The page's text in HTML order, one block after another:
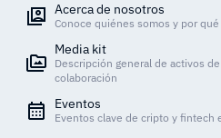
Acerca de nosotros
Conoce quiénes somos y por
Media kit
Descripción general de activos
colaboración
Eventos
Eventos clave de cripto y fintech